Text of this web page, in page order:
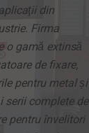
din
Firma
o gamă extinsă
de fixare,
pentru metal și
serii complete de
pentru învelitori